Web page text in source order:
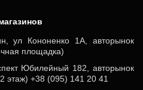
ул Кононенко 1А, авторынок
площадка)
Юбилейный 182, авторынок
+38 (095) 141 20 41